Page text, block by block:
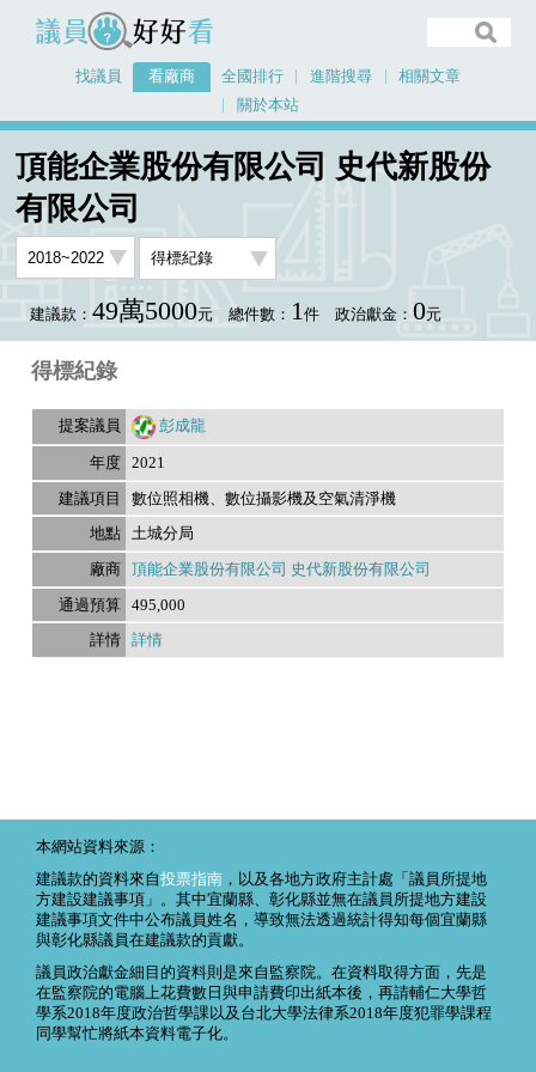
議員好好看
找議員 看廠商 全國排行 進階搜尋
相關文章
關於本站
頂能企業股份有限公司 史代新股份
有限公司
建議款： 49萬5000元 總件數： 1件 政治獻金： 0元
得標紀錄
彭成龍
2021
數位照相機、數位攝影機及空氣清淨機
土城分局
頂能企業股份有限公司 史代新股份有限公司
495,000
詳情
本網站資料來源：
建議款的資料來自投票指南 ，以及各地方政府主計處「議員所提地
方建設建議事項」。其中宜蘭縣、彰化縣並無在議員所提地方建設
建議事項文件中公布議員姓名，導致無法透過統計得知每個宜蘭縣
與彰化縣議員在建議款的貢獻。
議員政治獻金細目的資料則是來自監察院。在資料取得方面，先是
在監察院的電腦上花費數日與申請費印出紙本後，再請輔仁大學哲
學系2018年度政治哲學課以及台北大學法律系2018年度犯罪學課程
同學幫忙將紙本資料電子化。